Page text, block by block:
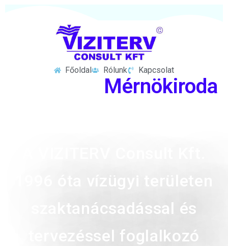
Főoldal Rólunk Kapcsolat
Mérnökiroda
szaktanácsadással és
tervezéssel foglalkozó